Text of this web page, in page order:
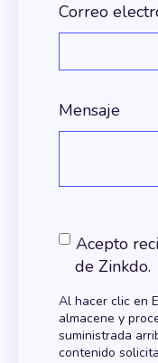
Correo
Mensaje
Acepto
de Zinkdo.
Al hacer clic en
almacene y
suministrada
contenido